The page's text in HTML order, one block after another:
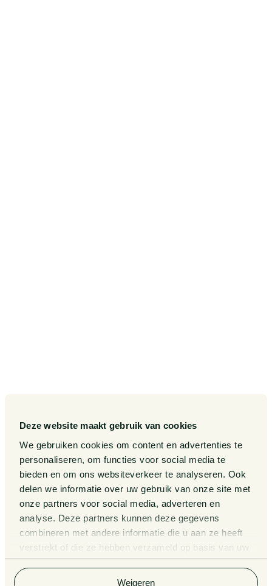
Deze website maakt gebruik van cookies
We gebruiken cookies om content en advertenties te
personaliseren, om functies voor social media te
bieden en om ons websiteverkeer te analyseren. Ook
delen we informatie over uw gebruik van onze site met
onze partners voor social media, adverteren en
analyse. Deze partners kunnen deze gegevens
combineren met andere informatie die u aan ze heeft
verstrekt of die ze hebben verzameld op basis van uw
gebruik van hun services. Bekijkhierde volledige
Weigeren